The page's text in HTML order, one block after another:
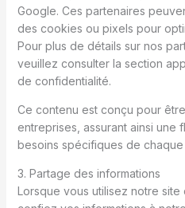
Google. Ces partenaires
des cookies ou pixels pour
Pour plus de détails sur nos
veuillez consulter la section
de confidentialité.
Ce contenu est conçu pour
entreprises, assurant ainsi une
besoins spécifiques de
3. Partage des informations
Lorsque vous utilisez notre